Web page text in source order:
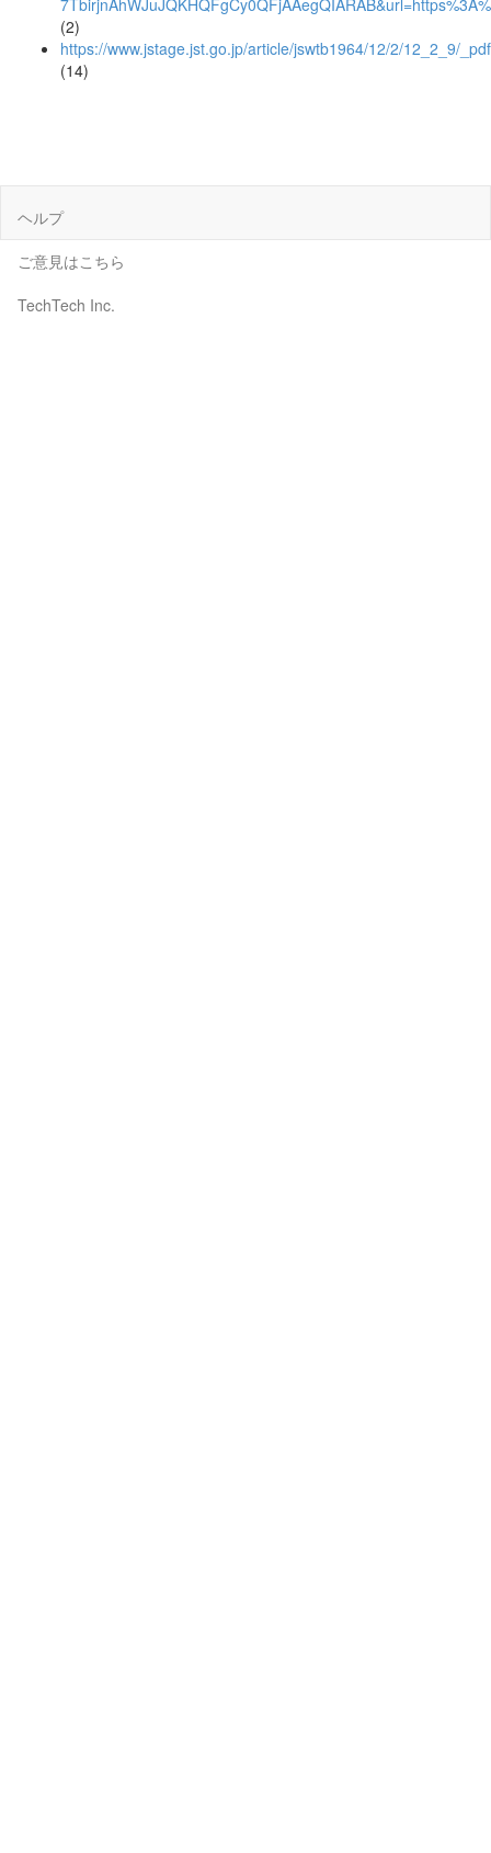
(2)
https://www.jstage.jst.go.jp/article/jswtb1964/12/2/12_2_9/_pdf
(14)
ヘルプ
ご意見はこちら
TechTech Inc.